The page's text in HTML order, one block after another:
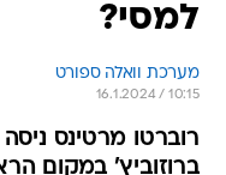
למסי?
מערכת וואלה ספורט
16.1.2024 / 10:15
רוברטו מרטינס
ברוזוביץ' במקום